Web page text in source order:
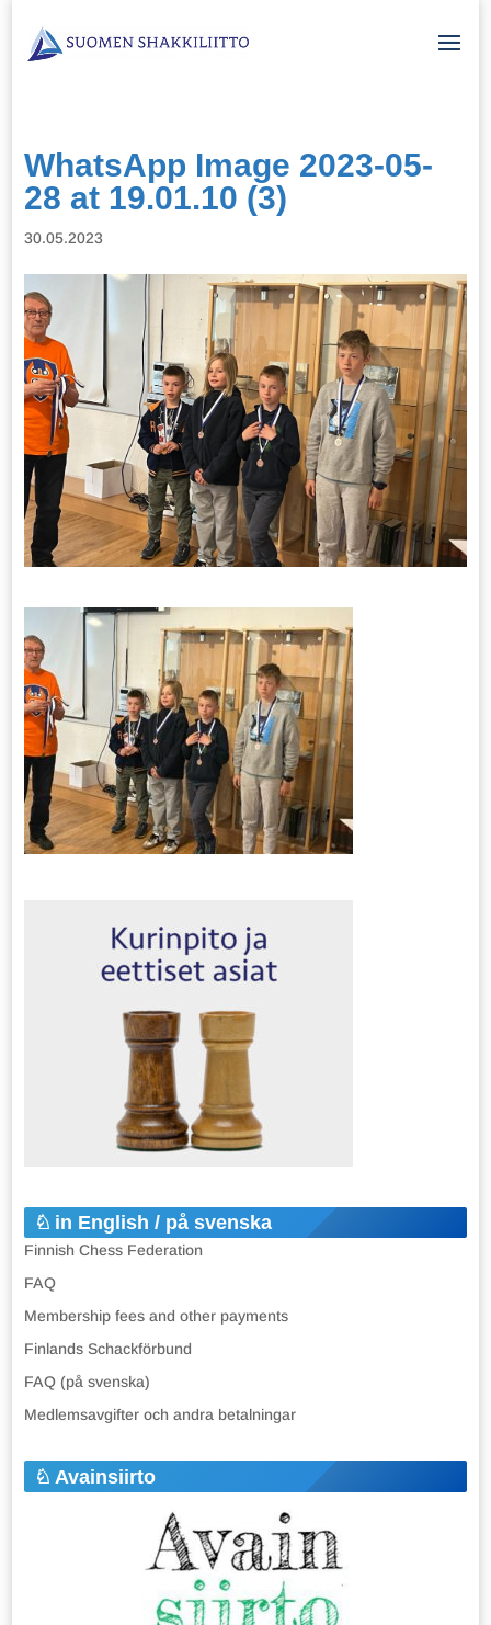
WhatsApp Image 2023-05-
28 at 19.01.10 (3)
30.05.2023
in English / på svenska
Finnish Chess Federation
FAQ
Membership fees and other payments
Finlands Schackförbund
FAQ (på svenska)
Medlemsavgifter och andra betalningar
Avainsiirto